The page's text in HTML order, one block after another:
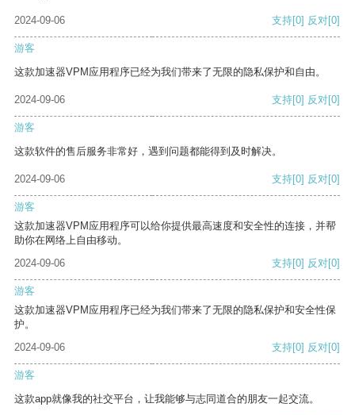
2024-09-06 支持[0] 反对[0]
游客
这款加速器VPM应用程序已经为我们带来了无限的隐私保护和自由。
2024-09-06 支持[0] 反对[0]
游客
这款软件的售后服务非常好，遇到问题都能得到及时解决。
2024-09-06 支持[0] 反对[0]
游客
这款加速器VPM应用程序可以给你提供最高速度和安全性的连接，并帮
助你在网络上自由移动。
2024-09-06
支持[0] 反对[0]
游客
这款加速器VPM应用程序已经为我们带来了无限的隐私保护和安全性保
护。
2024-09-06
支持[0] 反对[0]
游客
这款app就像我的社交平台，让我能够与志同道合的朋友一起交流。